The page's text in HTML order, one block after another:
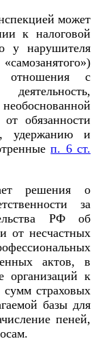
может
к налоговой
у нарушителя
отношения с
обязанности
удержанию и
п. 6 ст.
решения о
за
РФ об
от несчастных
актов, в
организаций к
сумм страховых
базы для
пеней,